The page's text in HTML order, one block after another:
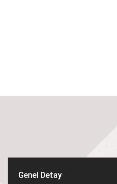
Genel Detay